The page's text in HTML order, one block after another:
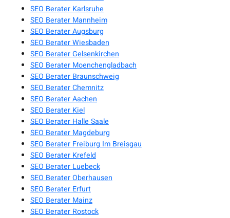
SEO Berater Karlsruhe
SEO Berater Mannheim
SEO Berater Augsburg
SEO Berater Wiesbaden
SEO Berater Gelsenkirchen
SEO Berater Moenchengladbach
SEO Berater Braunschweig
SEO Berater Chemnitz
SEO Berater Aachen
SEO Berater Kiel
SEO Berater Halle Saale
SEO Berater Magdeburg
SEO Berater Freiburg Im Breisgau
SEO Berater Krefeld
SEO Berater Luebeck
SEO Berater Oberhausen
SEO Berater Erfurt
SEO Berater Mainz
SEO Berater Rostock